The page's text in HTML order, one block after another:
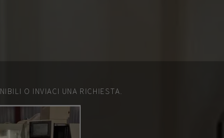
O INVIACI UNA RICHIESTA.